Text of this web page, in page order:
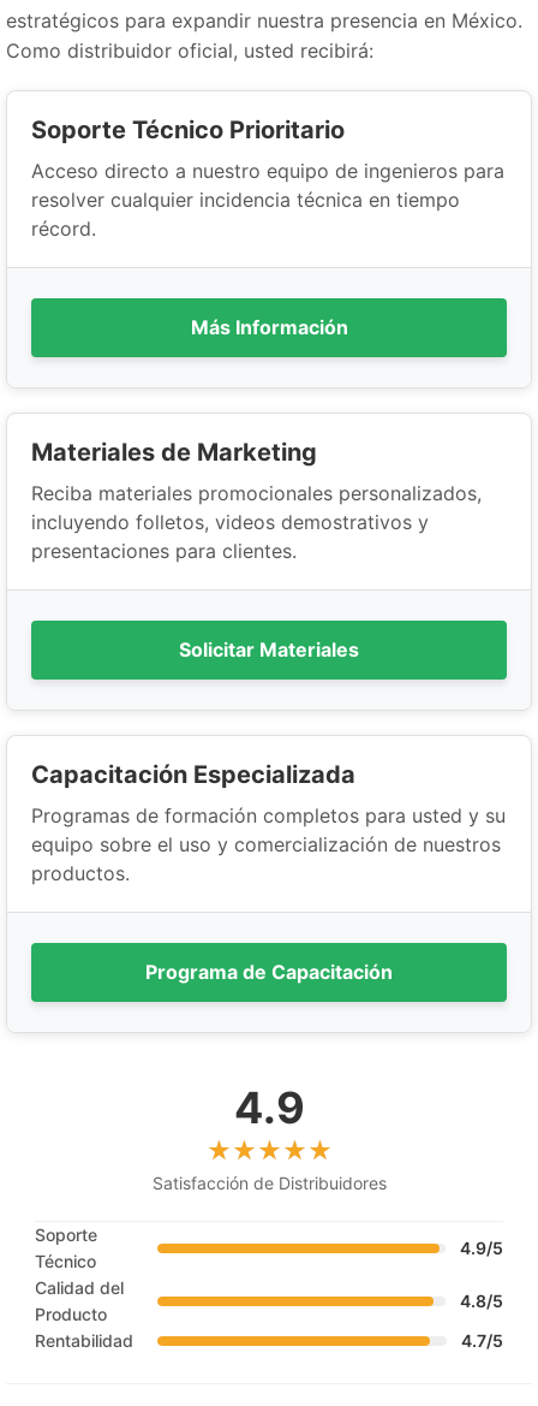
estratégicos para expandir nuestra presencia en México.
Como distribuidor oficial, usted recibirá:
Soporte Técnico Prioritario
Acceso directo a nuestro equipo de ingenieros para
resolver cualquier incidencia técnica en tiempo
récord.
Más Información
Materiales de Marketing
Reciba materiales promocionales personalizados,
incluyendo folletos, videos demostrativos y
presentaciones para clientes.
Solicitar Materiales
Capacitación Especializada
Programas de formación completos para usted y su
equipo sobre el uso y comercialización de nuestros
productos.
Programa de Capacitación
4.9
Satisfacción de Distribuidores
Soporte
Técnico
4.9/5
Calidad del
Producto
4.8/5
Rentabilidad
4.7/5